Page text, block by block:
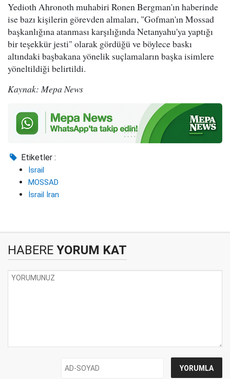
Yedioth Ahronoth muhabiri Ronen Bergman'ın haberinde
ise bazı kişilerin görevden almaları, "Gofman'ın Mossad
başkanlığına atanması karşılığında Netanyahu'ya yaptığı
bir teşekkür jesti" olarak gördüğü ve böylece baskı
altındaki başbakana yönelik suçlamaların başka isimlere
yöneltildiği belirtildi.
Kaynak: Mepa News
Etiketler :
İsrail
MOSSAD
İsrail İran
HABERE YORUM KAT